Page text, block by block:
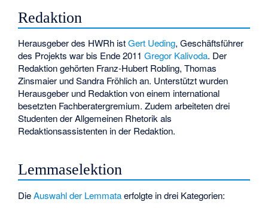
Redaktion
Herausgeber des HWRh istGert Ueding, Geschäftsführer
des Projekts war bis Ende 2011Gregor Kalivoda. Der
Redaktion gehörten Franz-Hubert Robling, Thomas
Zinsmaier und Sandra Fröhlich an. Unterstützt wurden
Herausgeber und Redaktion von einem international
besetzten Fachberatergremium. Zudem arbeiteten drei
Studenten der Allgemeinen Rhetorik als
Redaktionsassistenten in der Redaktion.
Lemmaselektion
DieAuswahl der Lemmataerfolgte in drei Kategorien: